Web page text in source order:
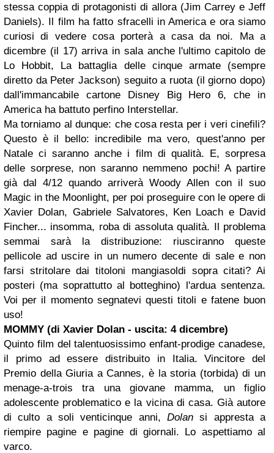
stessa coppia di protagonisti di allora (Jim Carrey e Jeff
Daniels). Il film ha fatto sfracelli in America e ora siamo
curiosi di vedere cosa porterà a casa da noi. Ma a
dicembre (il 17) arriva in sala anche l'ultimo capitolo de
Lo Hobbit, La battaglia delle cinque armate(sempre
diretto da Peter Jackson) seguito a ruota (il giorno dopo)
dall'immancabile cartone Disney Big Hero 6, che in
America ha battuto perfino Interstellar.
Ma torniamo al dunque: che cosa resta per i veri cinefili?
Questo è il bello: incredibile ma vero, quest'anno per
Natale ci saranno anche i film di qualità. E, sorpresa
delle sorprese, non saranno nemmeno pochi! A partire
già dal 4/12 quando arriveràWoody Allen con il suo
Magic in the Moonlight, per poi proseguire con le opere di
Xavier Dolan, Gabriele Salvatores, Ken Loach e David
Fincher... insomma, roba di assoluta qualità. Il problema
semmai sarà la distribuzione: riusciranno queste
pellicole ad uscire in un numero decente di sale e non
farsi stritolare dai titoloni mangiasoldi sopra citati? Ai
posteri (ma soprattutto al botteghino) l'ardua sentenza.
Voi per il momento segnatevi questi titoli e fatene buon
uso!
MOMMY (di Xavier Dolan - uscita: 4 dicembre)
Quinto film del talentuosissimo enfant-prodige canadese,
il primo ad essere distribuito in Italia. Vincitore del
Premio della Giuria a Cannes, è la storia (torbida) di un
menage-a-trois tra una giovane mamma, un figlio
adolescente problematico e la vicina di casa. Già autore
di culto a soli venticinque anni, Dolansi appresta a
riempire pagine e pagine di giornali. Lo aspettiamo al
varco.